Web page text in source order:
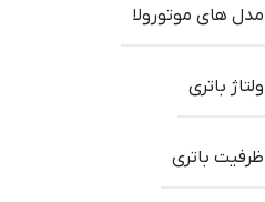
مدل های موتورولا
ولتاژ باتری
ظرفیت باتری